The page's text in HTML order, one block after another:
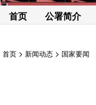
首页 公署简介
首页 > 新闻动态 > 国家要闻